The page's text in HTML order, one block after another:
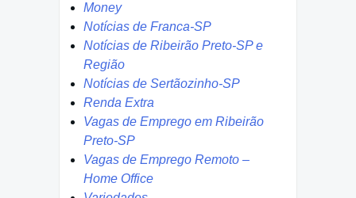
Money
Notícias de Franca-SP
Notícias de Ribeirão Preto-SP e
Região
Notícias de Sertãozinho-SP
Renda Extra
Vagas de Emprego em Ribeirão
Preto-SP
Vagas de Emprego Remoto –
Home Office